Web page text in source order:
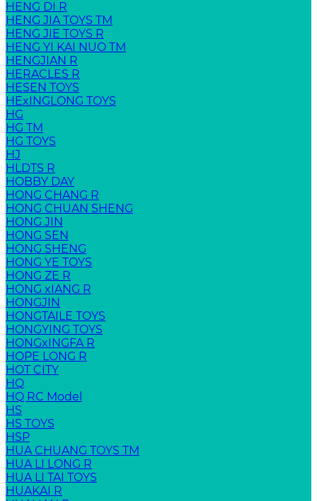
HENG DI R
HENG JIA TOYS TM
HENG JIE TOYS R
HENG YI KAI NUO TM
HENGJIAN R
HERACLES R
HESEN TOYS
HExINGLONG TOYS
HG
HG TM
HG TOYS
HJ
HLDTS R
HOBBY DAY
HONG CHANG R
HONG CHUAN SHENG
HONG JIN
HONG SEN
HONG SHENG
HONG YE TOYS
HONG ZE R
HONG xIANG R
HONGJIN
HONGTAILE TOYS
HONGYING TOYS
HONGxINGFA R
HOPE LONG R
HOT CITY
HQ
HQ RC Model
HS
HS TOYS
HSP
HUA CHUANG TOYS TM
HUA LI LONG R
HUA LI TAI TOYS
HUAKAI R